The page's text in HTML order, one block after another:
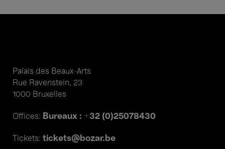
Palais des Beaux-Arts
Rue Ravenstein, 23
1000 Bruxelles
Offices: Bureaux : +32 (0)25078430
Tickets: tickets@bozar.be